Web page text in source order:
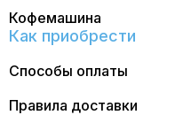
Кофемашина
Как приобрести
Способы оплаты
Правила доставки